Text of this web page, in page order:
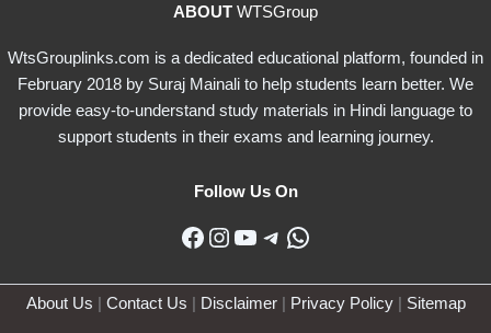
ABOUT WTSGroup
WtsGrouplinks.com is a dedicated educational platform, founded in
February 2018 by Suraj Mainali to help students learn better. We
provide easy-to-understand study materials in Hindi language to
support students in their exams and learning journey.
Follow Us On
Facebook
Instagram
YouTube
Telegram
WhatsApp
About Us Contact Us Disclaimer| Privacy Policy| Sitemap